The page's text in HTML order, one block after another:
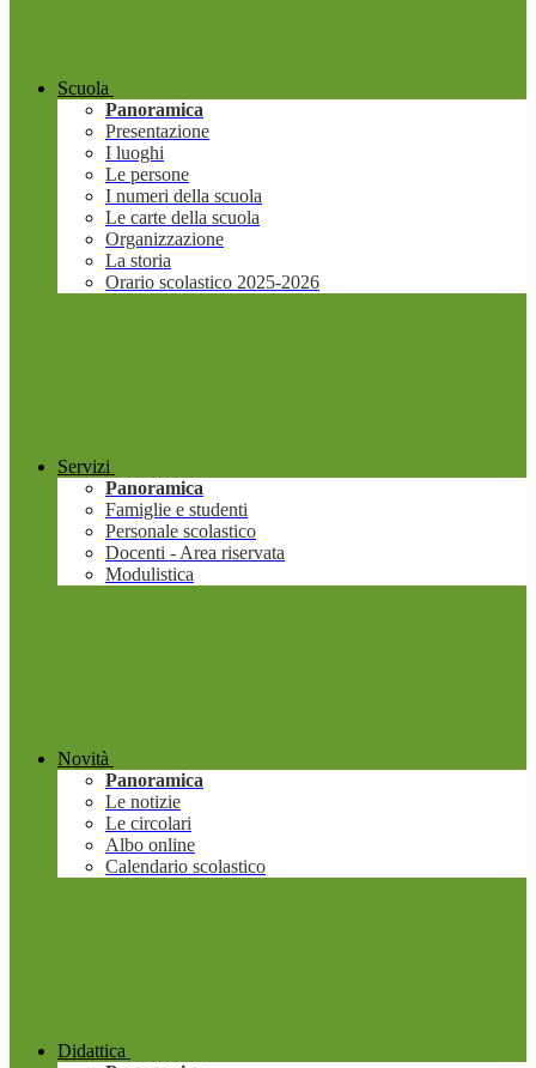
Scuola
Panoramica
Presentazione
I luoghi
Le persone
I numeri della scuola
Le carte della scuola
Organizzazione
La storia
Orario scolastico 2025-2026
Servizi
Panoramica
Famiglie e studenti
Personale scolastico
Docenti - Area riservata
Modulistica
Novità
Panoramica
Le notizie
Le circolari
Albo online
Calendario scolastico
Didattica